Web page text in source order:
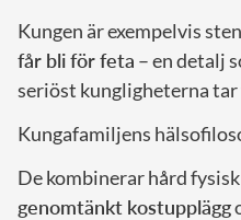
Kungen är exempelvis
får bli för feta – en detalj
seriöst kungligheterna
Kungafamiljens
De kombinerar hård
genomtänkt kostupplägg